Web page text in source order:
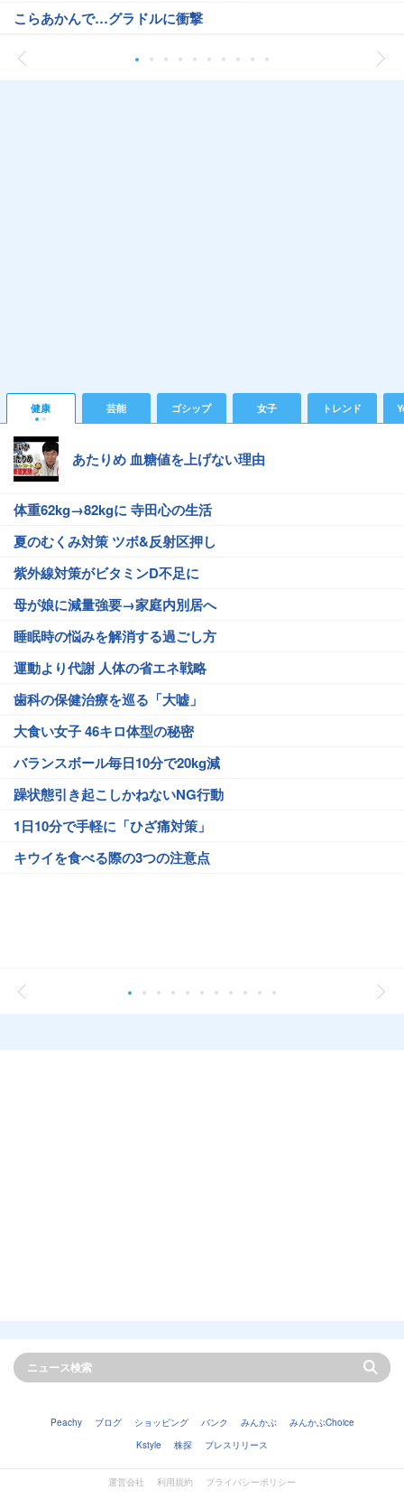
こらあかんで…グラドルに衝撃
健康 芸能 ゴシップ 女子 トレンド
あたりめ 血糖値を上げない理由
体重62kg→82kgに 寺田心の生活
夏のむくみ対策 ツボ&反射区押し
紫外線対策がビタミンD不足に
母が娘に減量強要→家庭内別居へ
睡眠時の悩みを解消する過ごし方
運動より代謝 人体の省エネ戦略
歯科の保健治療を巡る「大嘘」
大食い女子 46キロ体型の秘密
バランスボール毎日10分で20kg減
躁状態引き起こしかねないNG行動
1日10分で手軽に「ひざ痛対策」
キウイを食べる際の3つの注意点
Peachy ブログ ショッピング バンク みんかぶ
みんかぶChoice
Kstyle
株探 プレスリリース
運営会社 利用規約
プライバシーポリシー